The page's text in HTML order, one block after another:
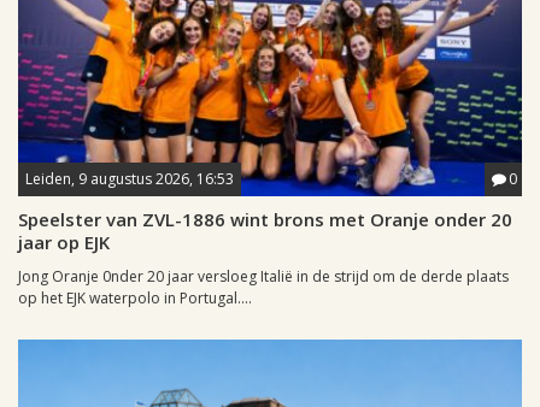
Leiden, 9 augustus 2026, 16:53 0
Speelster van ZVL-1886 wint brons met Oranje onder 20
jaar op EJK
Jong Oranje 0nder 20 jaar versloeg Italië in de strijd om de derde plaats
op het EJK waterpolo in Portugal....